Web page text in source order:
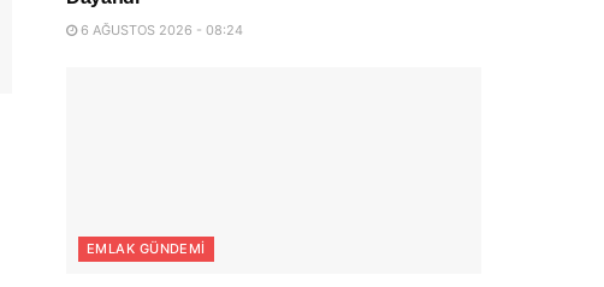
6 AĞUSTOS 2026 - 08:24
EMLAK GÜNDEMI